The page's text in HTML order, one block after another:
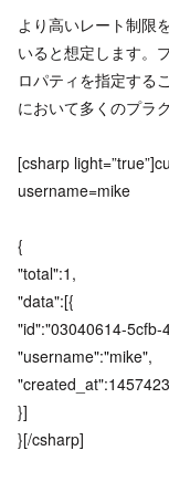
より高いレート制限
いると想定します。
ロパティを指定する
において多くのプラ
[csharp
username=mike
{
"total":1,
"data":[{
"id":"03040614-
"username":"mike",
}]
}[/csharp]